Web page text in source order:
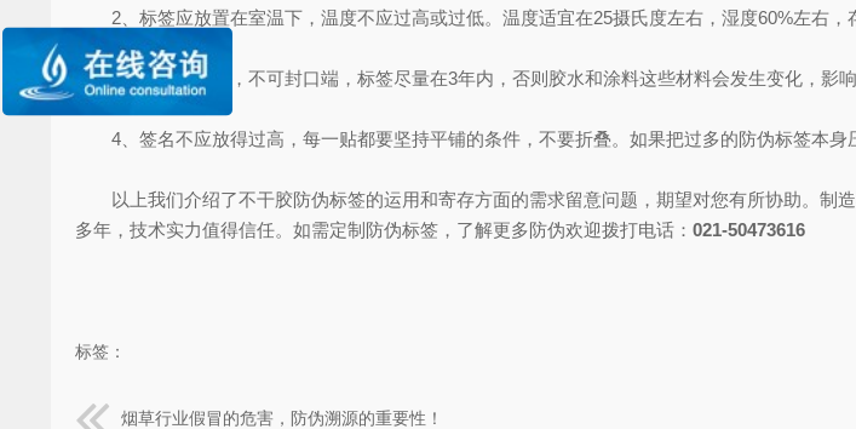
2、标签应放置在室温下，温度不应过高或过低。温度适宜在25摄氏度左右，湿度60%左右，
3、标签应密封，不可封口端，标签尽量在3年内，否则胶水和涂料这些材料会发生变化，影响
4、签名不应放得过高，每一贴都要坚持平铺的条件，不要折叠。如果把过多的防伪标签本身
以上我们介绍了不干胶防伪标签的运用和寄存方面的需求留意问题，期望对您有所协助。制
多年，技术实力值得信任。如需定制防伪标签，了解更多防伪欢迎拨打电话： 021-50473616
标签：
烟草行业假冒的危害，防伪溯源的重要性！